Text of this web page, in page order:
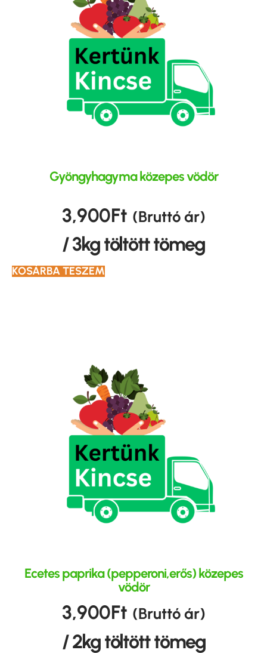
Gyöngyhagyma közepes vödör
3,900Ft (Bruttó ár)
/ 3kg töltött tömeg
KOSÁRBA TESZEM
Ecetes paprika (pepperoni,erős) közepes
vödör
3,900Ft (Bruttó ár)
/ 2kg töltött tömeg